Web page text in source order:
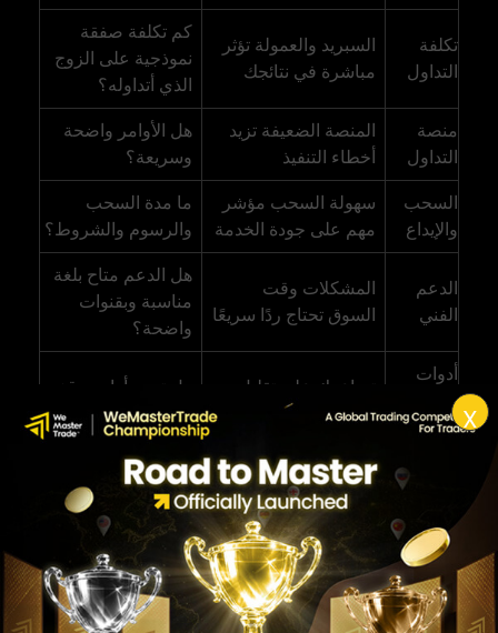
X
تكلفة
التداول
السبريد والعمولة تؤثر
مباشرة في نتائجك
كم تكلفة صفقة
نموذجية على الزوج
الذي أتداوله؟
منصة
التداول
المنصة الضعيفة تزيد
أخطاء التنفيذ
هل الأوامر واضحة
وسريعة؟
السحب
والإيداع
سهولة السحب مؤشر
مهم على جودة الخدمة
ما مدة السحب
والرسوم والشروط؟
الدعم
الفني
المشكلات وقت
السوق تحتاج ردًا سريعًا
هل الدعم متاح بلغة
مناسبة وبقنوات
واضحة؟
أدوات
إدارة
المخاطر
تساعدك على تقليل
الخسائر التشغيلية
هل توجد أوامر وقف
وجني ربح وتنبيهات؟
المحتوى
مفيد للمبتدئ، لكنه لا
يغني عن التدريب
هل المحتوى تعليمي
أم ترويجي فقط؟
علامات تحذير قبل الإيداع
وعد بأرباح مضمونة أو عائد يومي ثابت.